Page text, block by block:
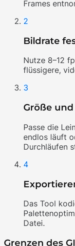
Frames
2
Bildrate
Nutze 8–12
flüssigere,
3
Größe
Passe die
endlos läuft
Durchläufen
4
Das Tool
Datei.
Grenzen des